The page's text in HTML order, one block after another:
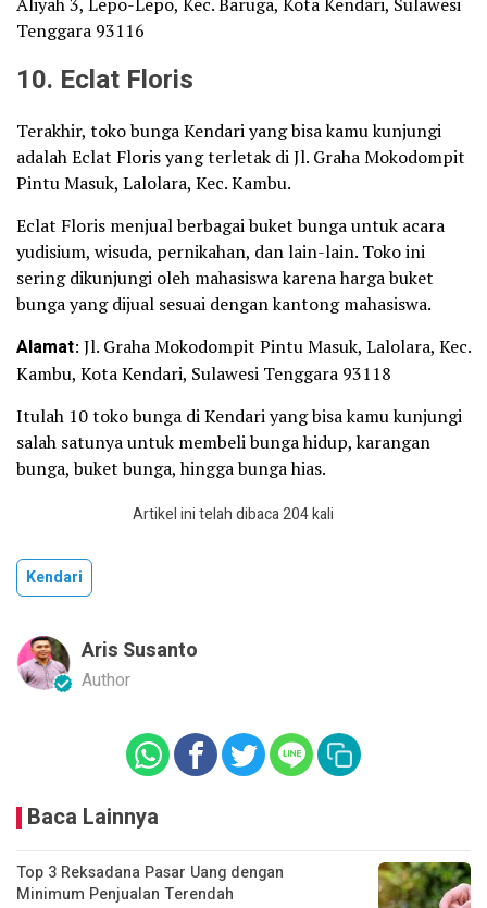
Tenggara 93116
10. Eclat Floris
Terakhir, toko bunga Kendari yang bisa kamu kunjungi
adalah Eclat Floris yang terletak di Jl. Graha Mokodompit
Pintu Masuk, Lalolara, Kec. Kambu.
Eclat Floris menjual berbagai buket bunga untuk acara
yudisium, wisuda, pernikahan, dan lain-lain. Toko ini
sering dikunjungi oleh mahasiswa karena harga buket
bunga yang dijual sesuai dengan kantong mahasiswa.
Alamat: Jl. Graha Mokodompit Pintu Masuk, Lalolara, Kec.
Kambu, Kota Kendari, Sulawesi Tenggara 93118
Itulah 10 toko bunga di Kendari yang bisa kamu kunjungi
salah satunya untuk membeli bunga hidup, karangan
bunga, buket bunga, hingga bunga hias.
Artikel ini telah dibaca 204 kali
Kendari
Aris Susanto
Author
Baca Lainnya
Top 3 Reksadana Pasar Uang dengan
Minimum Penjualan Terendah